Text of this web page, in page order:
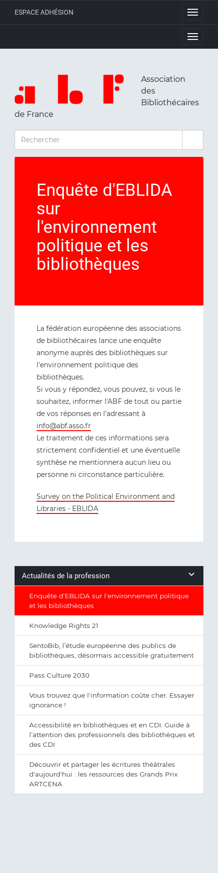
Toggle
ESPACE ADHÉSION
Toggle
Association
des
Bibliothécaires
de France
RECHERCHER
Enquête d'EBLIDA
sur
l'environnement
politique et les
bibliothèques
La fédération européenne des associations
de bibliothécaires lance une enquête
anonyme auprès des bibliothèques sur
l'environnement politique des
bibliothèques.
Si vous y répondez, vous pouvez, si vous le
souhaitez, informer l'ABF de tout ou partie
de vos réponses en l'adressant à
info@abf.asso.fr
Le traitement de ces informations sera
strictement confidentiel et une éventuelle
synthèse ne mentionnera aucun lieu ou
personne ni circonstance particulière.
Survey on the Political Environment and
Libraries - EBLIDA
Actualités de la profession
Enquête d'EBLIDA sur l'environnement politique
et les bibliothèques
Knowledge Rights 21
SentoBib, l’étude européenne des publics de
bibliothèques, désormais accessible gratuitement
Pass Culture 2030
Vous trouvez que l'information coûte cher. Essayer
ignorance !
Accessibilité en bibliothèques et en CDI. Guide à
l’attention des professionnels des bibliothèques et
des CDI
Découvrir et partager les écritures théâtrales
d'aujourd'hui : les ressources des Grands Prix
ARTCENA